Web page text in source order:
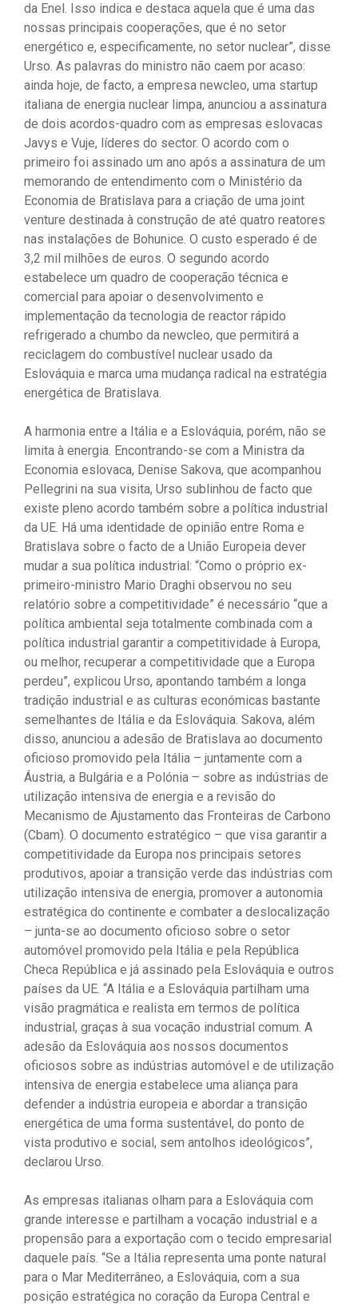
da Enel. Isso indica e destaca aquela que é uma das
nossas principais cooperações, que é no setor
energético e, especificamente, no setor nuclear”, disse
Urso. As palavras do ministro não caem por acaso:
ainda hoje, de facto, a empresa newcleo, uma startup
italiana de energia nuclear limpa, anunciou a assinatura
de dois acordos-quadro com as empresas eslovacas
Javys e Vuje, líderes do sector. O acordo com o
primeiro foi assinado um ano após a assinatura de um
memorando de entendimento com o Ministério da
Economia de Bratislava para a criação de uma joint
venture destinada à construção de até quatro reatores
nas instalações de Bohunice. O custo esperado é de
3,2 mil milhões de euros. O segundo acordo
estabelece um quadro de cooperação técnica e
comercial para apoiar o desenvolvimento e
implementação da tecnologia de reactor rápido
refrigerado a chumbo da newcleo, que permitirá a
reciclagem do combustível nuclear usado da
Eslováquia e marca uma mudança radical na estratégia
energética de Bratislava.
A harmonia entre a Itália e a Eslováquia, porém, não se
limita à energia. Encontrando-se com a Ministra da
Economia eslovaca, Denise Sakova, que acompanhou
Pellegrini na sua visita, Urso sublinhou de facto que
existe pleno acordo também sobre a política industrial
da UE. Há uma identidade de opinião entre Roma e
Bratislava sobre o facto de a União Europeia dever
mudar a sua política industrial: “Como o próprio ex-
primeiro-ministro Mario Draghi observou no seu
relatório sobre a competitividade” é necessário “que a
política ambiental seja totalmente combinada com a
política industrial garantir a competitividade à Europa,
ou melhor, recuperar a competitividade que a Europa
perdeu”, explicou Urso, apontando também a longa
tradição industrial e as culturas económicas bastante
semelhantes de Itália e da Eslováquia. Sakova, além
disso, anunciou a adesão de Bratislava ao documento
oficioso promovido pela Itália – juntamente com a
Áustria, a Bulgária e a Polónia – sobre as indústrias de
utilização intensiva de energia e a revisão do
Mecanismo de Ajustamento das Fronteiras de Carbono
(Cbam). O documento estratégico – que visa garantir a
competitividade da Europa nos principais setores
produtivos, apoiar a transição verde das indústrias com
utilização intensiva de energia, promover a autonomia
estratégica do continente e combater a deslocalização
– junta-se ao documento oficioso sobre o setor
automóvel promovido pela Itália e pela República
Checa República e já assinado pela Eslováquia e outros
países da UE. “A Itália e a Eslováquia partilham uma
visão pragmática e realista em termos de política
industrial, graças à sua vocação industrial comum. A
adesão da Eslováquia aos nossos documentos
oficiosos sobre as indústrias automóvel e de utilização
intensiva de energia estabelece uma aliança para
defender a indústria europeia e abordar a transição
energética de uma forma sustentável, do ponto de
vista produtivo e social, sem antolhos ideológicos”,
declarou Urso.
As empresas italianas olham para a Eslováquia com
grande interesse e partilham a vocação industrial e a
propensão para a exportação com o tecido empresarial
daquele país. “Se a Itália representa uma ponte natural
para o Mar Mediterrâneo, a Eslováquia, com a sua
posição estratégica no coração da Europa Central e